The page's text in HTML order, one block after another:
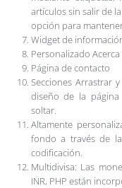
artículos sin salir de
opción para
Widget de
Personalizado
Página de contacto
Secciones Arrastrar
diseño de la
soltar.
Altamente
fondo a través de
codificación.
Multidivisa: Las
INR, PHP están